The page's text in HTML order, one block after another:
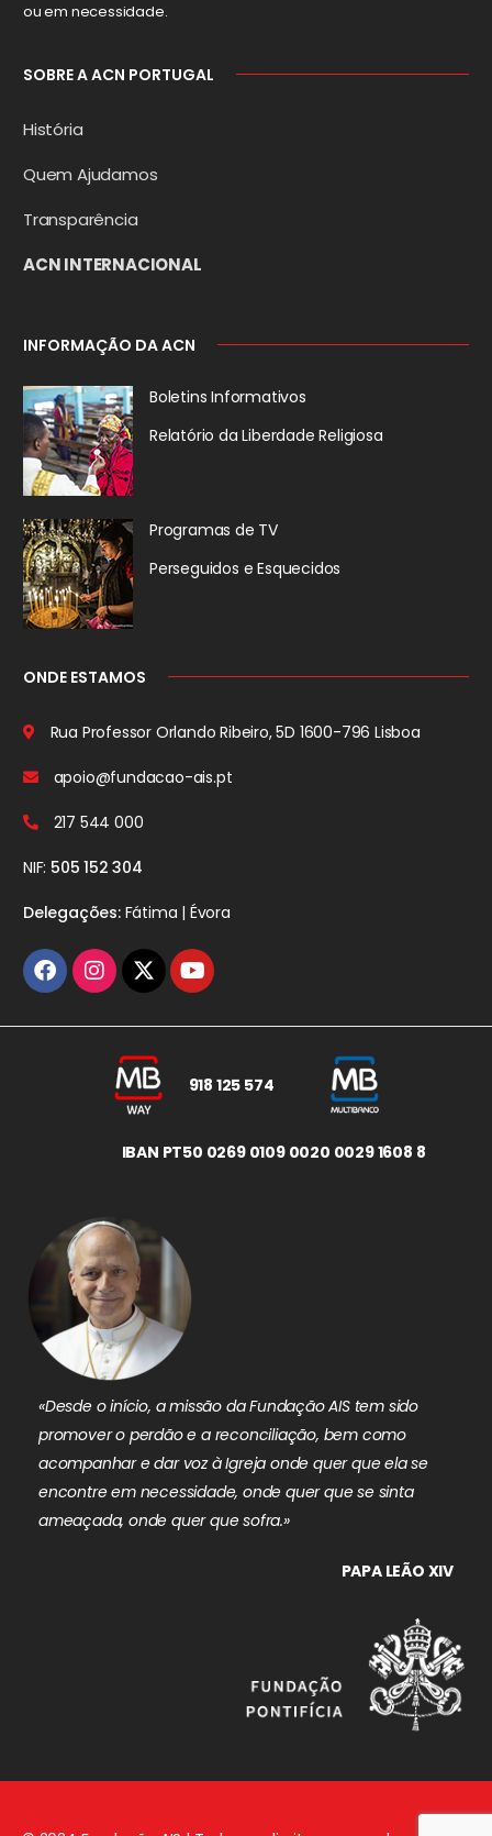
ou em necessidade.
SOBRE A ACN PORTUGAL
História
Quem Ajudamos
Transparência
ACN INTERNACIONAL
INFORMAÇÃO DA ACN
Boletins Informativos
Relatório da Liberdade Religiosa
Programas de TV
Perseguidos e Esquecidos
ONDE ESTAMOS
Rua Professor Orlando Ribeiro, 5D 1600-796 Lisboa
apoio@fundacao-ais.pt
217 544 000
NIF: 505 152 304
Delegações:Fátima | Évora
918 125 574
IBAN PT50 0269 0109 0020 0029 1608 8
«Desde o início, a missão da Fundação AIS tem sido
promover o perdão e a reconciliação, bem como
acompanhar e dar voz à Igreja onde quer que ela se
encontre em necessidade, onde quer que se sinta
ameaçada, onde quer que sofra.»
PAPA LEÃO XIV